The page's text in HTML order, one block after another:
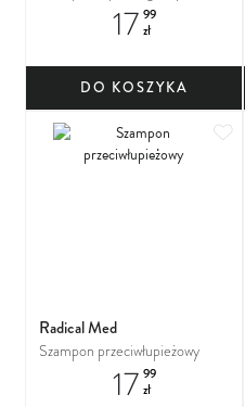
17 99
zł
DO KOSZYKA
Radical Med
Szampon przeciwłupieżowy
17 99
zł